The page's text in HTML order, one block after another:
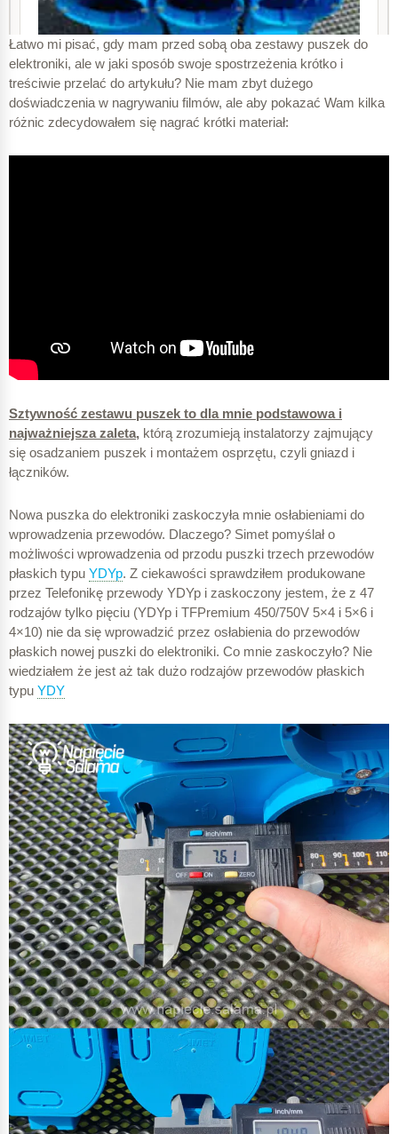
Łatwo mi pisać, gdy mam przed sobą oba zestawy puszek do
elektroniki, ale w jaki sposób swoje spostrzeżenia krótko i
treściwie przelać do artykułu? Nie mam zbyt dużego
doświadczenia w nagrywaniu filmów, ale aby pokazać Wam kilka
różnic zdecydowałem się nagrać krótki materiał:
Sztywność zestawu puszek to dla mnie podstawowa i
najważniejsza zaleta, którą zrozumieją instalatorzy zajmujący
się osadzaniem puszek i montażem osprzętu, czyli gniazd i
łączników.
Nowa puszka do elektroniki zaskoczyła mnie osłabieniami do
wprowadzenia przewodów. Dlaczego? Simet pomyślał o
możliwości wprowadzenia od przodu puszki trzech przewodów
płaskich typu YDYp. Z ciekawości sprawdziłem produkowane
przez Telefonikę przewody YDYp i zaskoczony jestem, że z 47
rodzajów tylko pięciu (YDYp i TFPremium 450/750V 5×4 i 5×6 i
4×10) nie da się wprowadzić przez osłabienia do przewodów
płaskich nowej puszki do elektroniki. Co mnie zaskoczyło? Nie
wiedziałem że jest aż tak dużo rodzajów przewodów płaskich
typu YDY